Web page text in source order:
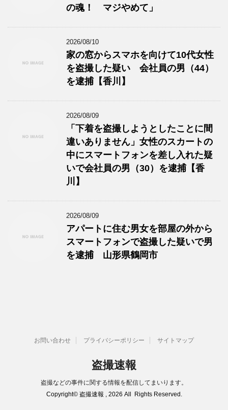
の魂！ マジやめて」
2026/08/10
家の窓からスマホを向けて10代女性
を盗撮した疑い 会社員の男（44）
を逮捕【香川】
2026/08/09
「下着を盗撮しようとしたことに間
違いありません」女性のスカートの
中にスマートフォンを差し入れた疑
いで会社員の男（30）を逮捕【香
川】
2026/08/09
アパートに住む男女を部屋の外から
スマートフォンで盗撮した疑いで男
を逮捕 山形県鶴岡市
お問い合わせ プライバシーポリシー サイトマップ
盗撮速報
盗撮などの事件に関する情報を配信してまいります。
Copyright© 盗撮速報 , 2026 All Rights Reserved.